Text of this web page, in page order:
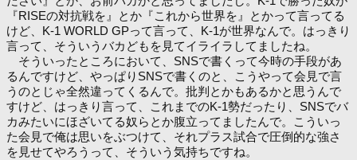
『RISEの対抗戦を』とか『これから世界を』とかって言ってる
けど、K-1 WORLD GPって言って、K-1が世界なんで。はっきり
言って、そういうバカどもを見てイライラしてましたね。
そういったところにおいて、SNSで書くって今時の手段があ
るんですけど、やっぱりSNSで書くのと、こうやって会見で言
うのとじゃ全然違ってくるんで。批判とかもあるかと思うんで
すけど、はっきり言って、これまでのK-1勢だったり、SNSでバ
カみたいにほざいてる奴らとか腹立ってましたんで。こういっ
た会見で俺は思いをぶつけて、それプラス試合で圧倒的な強さ
を見せてやろうって、そういう気持ちですね。